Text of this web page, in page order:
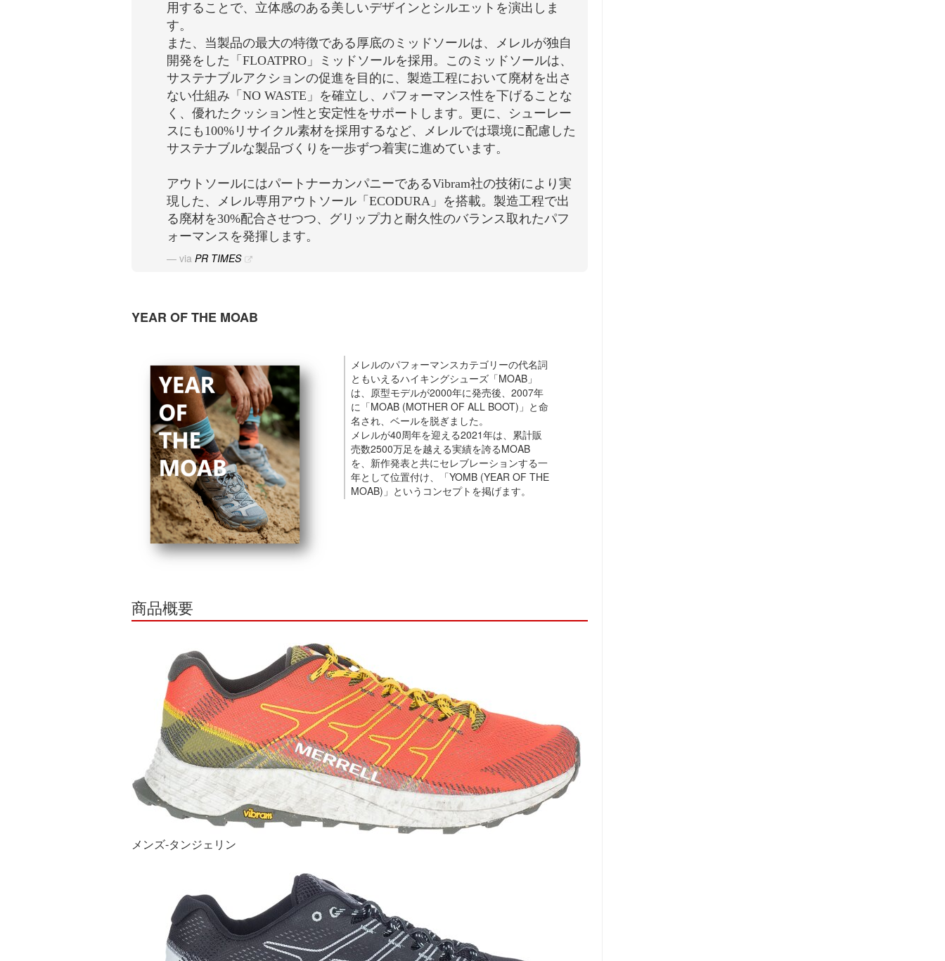
用することで、立体感のある美しいデザインとシルエットを演出しま
す。
また、当製品の最大の特徴である厚底のミッドソールは、メレルが独自
開発をした「FLOATPRO」ミッドソールを採用。このミッドソールは、
サステナブルアクションの促進を目的に、製造工程において廃材を出さ
ない仕組み「NO WASTE」を確立し、パフォーマンス性を下げることな
く、優れたクッション性と安定性をサポートします。更に、シューレー
スにも100%リサイクル素材を採用するなど、メレルでは環境に配慮した
サステナブルな製品づくりを一歩ずつ着実に進めています。
アウトソールにはパートナーカンパニーであるVibram社の技術により実
現した、メレル専用アウトソール「ECODURA」を搭載。製造工程で出
る廃材を30%配合させつつ、グリップ力と耐久性のバランス取れたパフ
ォーマンスを発揮します。
via PR TIMES
YEAR OF THE MOAB
メレルのパフォーマンスカテゴリーの代名詞
ともいえるハイキングシューズ「MOAB」
は、原型モデルが2000年に発売後、2007年
に「MOAB (MOTHER OF ALL BOOT)」と命
名され、ベールを脱ぎました。
メレルが40周年を迎える2021年は、累計販
売数2500万足を越える実績を誇るMOAB
を、新作発表と共にセレブレーションする一
年として位置付け、「YOMB (YEAR OF THE
MOAB)」というコンセプトを掲げます。
商品概要
メンズ-タンジェリン